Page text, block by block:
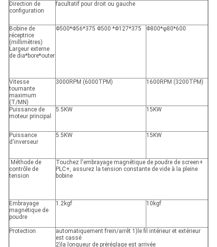
Direction de
configuration
facultatif pour droit ou gauche
Bobine de
réceptrice
(millimètres)
Largeur externe
de dia*bore*outer
Φ500*Φ56*375 Φ500 *Φ127*375 Φ800*φ80*600
Vitesse
tournante
maximum
(T/MN)
3000RPM (6000TPM) 1600RPM (3200TPM)
Puissance de
moteur principal
5.5KW 15KW
Puissance
d'inverseur
5.5KW 15KW
Méthode de
contrôle de
tension
Touchez l'embrayage magnétique de poudre de screen+
PLC+, assurez la tension constante de vide à la pleine
bobine
Embrayage
magnétique de
poudre
1.2kgf 10kgf
Protection
automatiquement frein/arrêt 1)le fil intérieur et extérieur
est cassé
2)la longueur de préréglage est arrivée